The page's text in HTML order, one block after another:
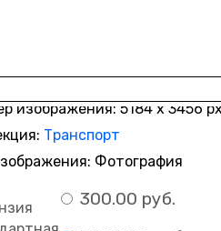
изображения: 5184 x 3456 px
Транспорт
Фотография
300.00 руб.